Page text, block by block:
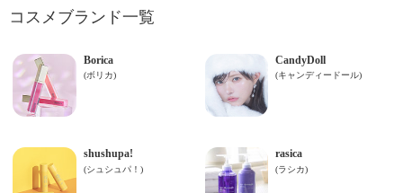
コスメブランド一覧